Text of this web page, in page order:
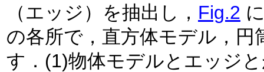
（エッジ）を抽出し， Fig.2 に
の各所で，直方体モデル，円筒
す．(1)物体モデルとエッジ